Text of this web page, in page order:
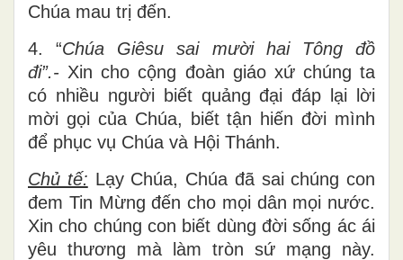
Chúa mau trị đến.
4. “Chúa Giêsu sai mười hai Tông đồ
đi”.- Xin cho cộng đoàn giáo xứ chúng ta
có nhiều người biết quảng đại đáp lại lời
mời gọi của Chúa, biết tận hiến đời mình
để phục vụ Chúa và Hội Thánh.
Chủ tế: Lạy Chúa, Chúa đã sai chúng con
đem Tin Mừng đến cho mọi dân mọi nước.
Xin cho chúng con biết dùng đời sống ác ái
yêu thương mà làm tròn sứ mạng này.